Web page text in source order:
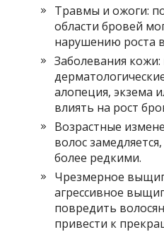
Травмы и ожоги:
области бровей
нарушению роста
Заболевания
алопеция, экзема
влиять на рост
Возрастные
волос
более редкими.
Чрезмерное
агрессивное
повредить
привести к